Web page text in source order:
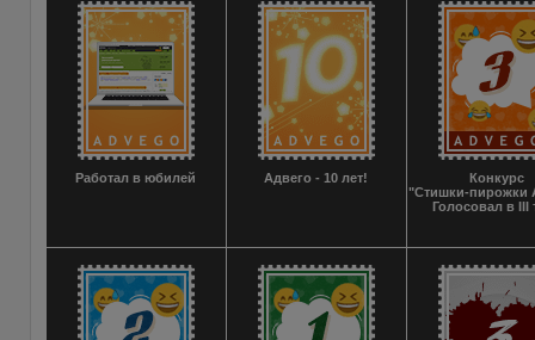
Работал в юбилей Адвего - 10 лет!
Конкурс
"Стишки-пирожки
Голосовал в III